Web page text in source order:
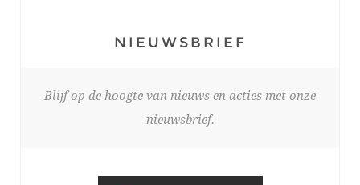
NIEUWSBRIEF
Blijf op de hoogte van nieuws en acties met onze
nieuwsbrief.